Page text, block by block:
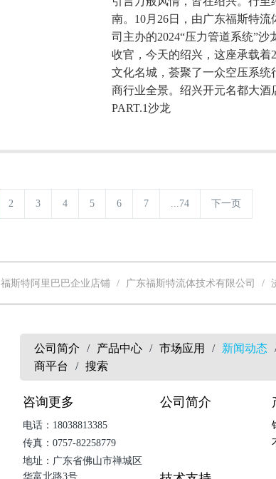
南。‌10月26日，由广东福斯特流
司主办的2024“压力管道系统”沙
收官，今天的绍兴，这座承载着
文化名城，荟聚了一众空压系统
商行业全景。绍兴开元名都大酒
PART.1沙龙
2 3 4 5 6 7 ...74 下一页
福斯特阿里巴巴企业店铺 广东福斯特流体技术有限公司
公司简介 / 产品中心 / 市场应用 / 新闻动态
商平台
/ 搜索
咨询更多
电话：18038813385
传真：0757-82258779
地址：广东省佛山市禅城区
华富北路3号
公司简介